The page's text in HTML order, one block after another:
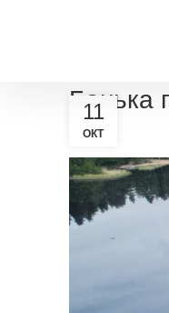
Банька
11
ОКТ